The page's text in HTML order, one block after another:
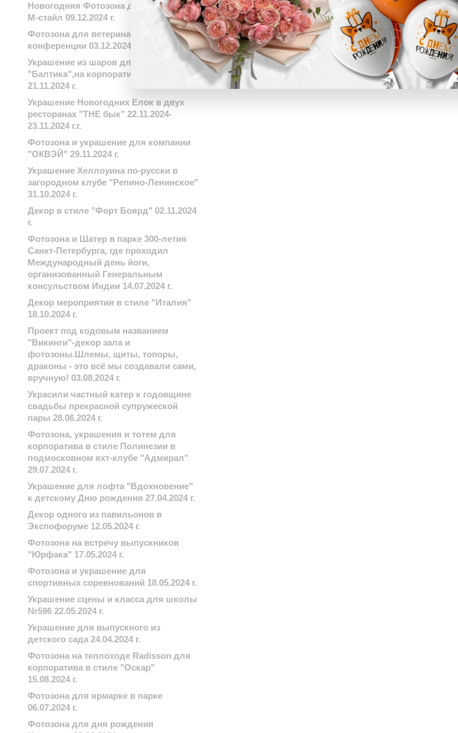
Новогодняя Фотозона для компании
М-стайл 09.12.2024 г.
Фотозона для ветеринарной
конференции 03.12.2024 г.
Украшение из шаров для завода
"Балтика",на корпоративный день
21.11.2024 г.
Украшение Новогодних Елок в двух
ресторанах "THE бык" 22.11.2024-
23.11.2024 г.г.
Фотозона и украшение для компании
"ОКВЭЙ" 29.11.2024 г.
Украшение Хеллоуина по-русски в
загородном клубе "Репино-Ленинское"
31.10.2024 г.
Декор в стиле "Форт Боярд" 02.11.2024
г.
Фотозона и Шатер в парке 300-летия
Санкт-Петербурга, где проходил
Международный день йоги,
организованный Генеральным
консульством Индии 14.07.2024 г.
Декор мероприятия в стиле "Италия"
18.10.2024 г.
Проект под кодовым названием
"Викинги"-декор зала и
фотозоны.Шлемы, щиты, топоры,
драконы - это всё мы создавали сами,
вручную! 03.08.2024 г.
Украсили частный катер к годовщине
свадьбы прекрасной супружеской
пары 28.06.2024 г.
Фотозона, украшения и тотем для
корпоратива в стиле Полинезии в
подмосковном яхт-клубе "Адмирал"
29.07.2024 г.
Украшение для лофта "Вдохновение"
к детскому Дню рождения 27.04.2024 г.
Декор одного из павильонов в
Экспофоруме 12.05.2024 г.
Фотозона на встречу выпускников
"Юрфака" 17.05.2024 г.
Фотозона и украшение для
спортивных соревнований 18.05.2024 г.
Украшение сцены и класса для школы
№596 22.05.2024 г.
Украшение для выпускного из
детского сада 24.04.2024 г.
Фотозона на теплоходе Radisson для
корпоратива в стиле "Оскар"
15.08.2024 г.
Фотозона для ярмарке в парке
06.07.2024 г.
Фотозона для дня рождения